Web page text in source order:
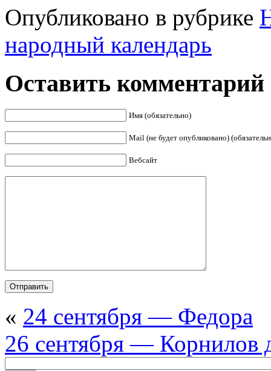
Опубликовано в рубрике
народный календарь
Оставить комментарий
Имя (обязательно)
Mail (не будет опубликовано)
Вебсайт
« 24 сентября — Федора
26 сентября — Корнилов